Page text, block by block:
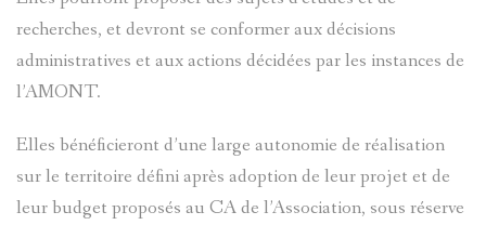
DANS
LE
recherches, et devront se conformer aux décisions
administratives et aux actions décidées par les instances de
l’AMONT.
Elles bénéficieront d’une large autonomie de réalisation
sur le territoire défini après adoption de leur projet et de
leur budget proposés au CA de l’Association, sous réserve